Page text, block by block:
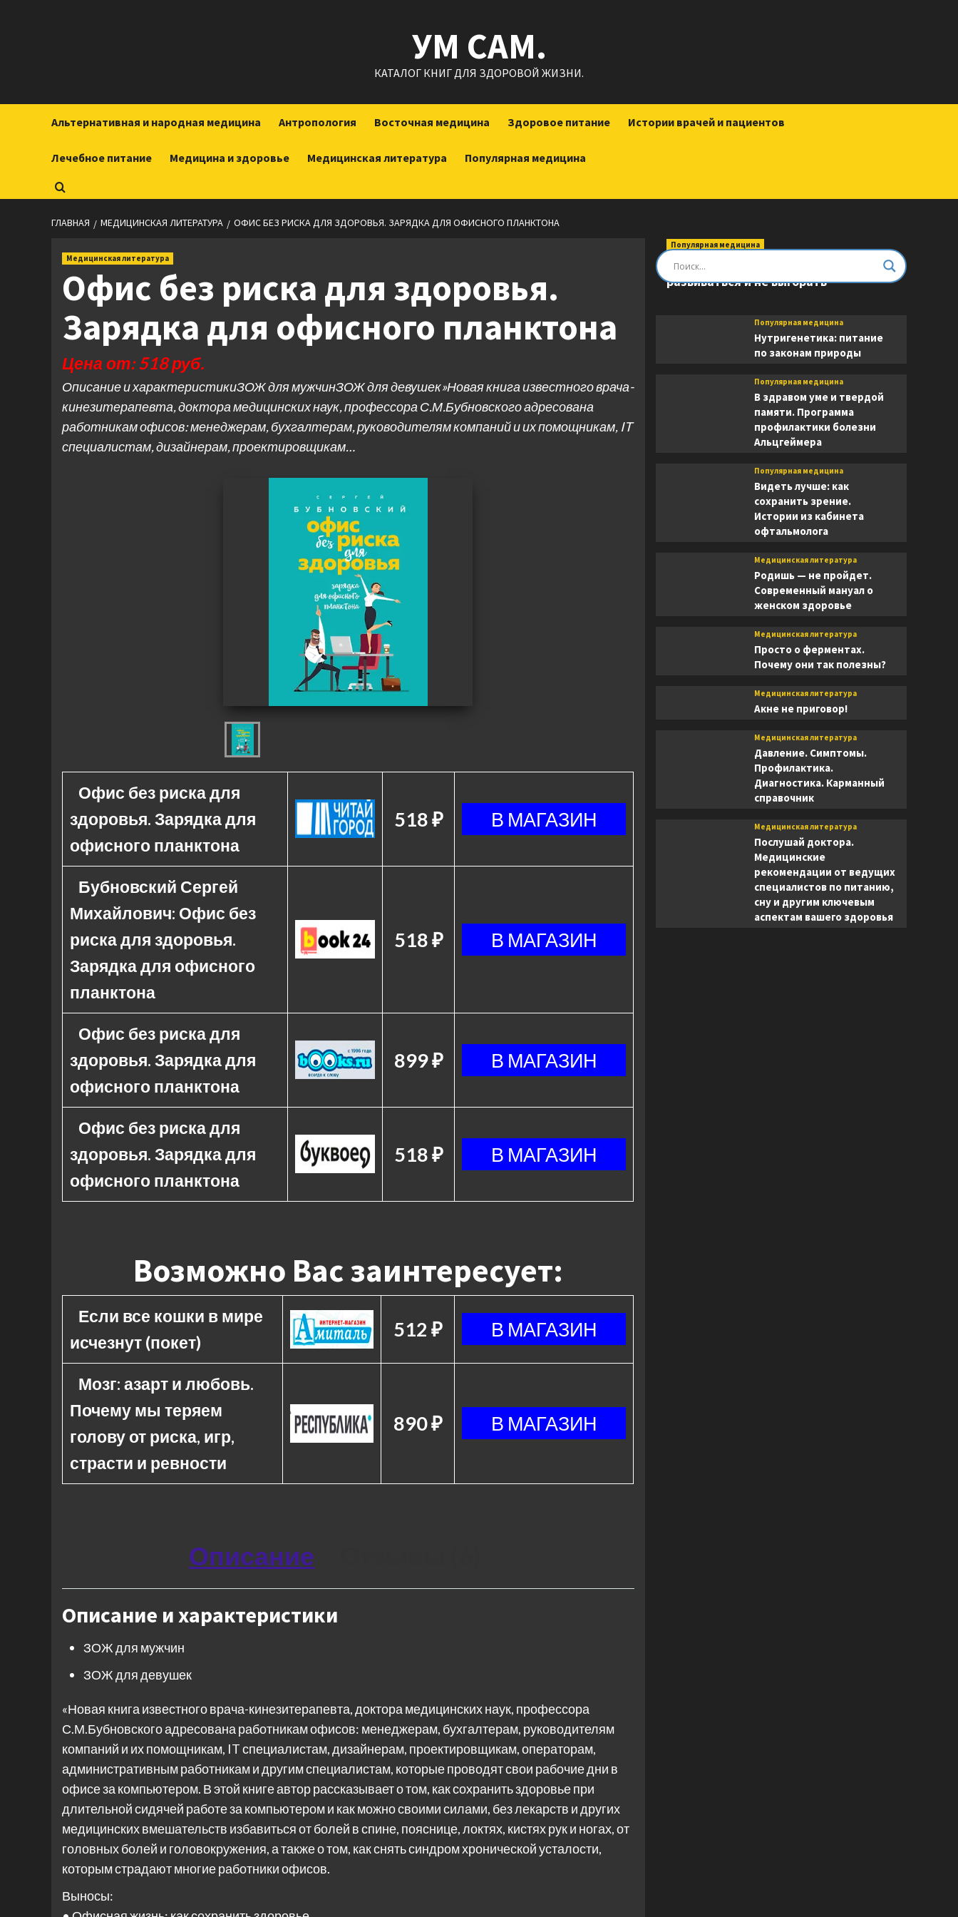
УМ САМ.
КАТАЛОГ КНИГ ДЛЯ ЗДОРОВОЙ ЖИЗНИ.
Альтернативная и народная медицина Антропология Восточная медицина Здоровое питание Истории врачей и пациентов
Лечебное питание Медицина и здоровье Медицинская литература Популярная медицина
ГЛАВНАЯ МЕДИЦИНСКАЯ ЛИТЕРАТУРА ОФИС БЕЗ РИСКА ДЛЯ ЗДОРОВЬЯ. ЗАРЯДКА ДЛЯ ОФИСНОГО ПЛАНКТОНА
Медицинская литература
Офис без риска для здоровья.
Зарядка для офисного планктона
Цена от: 518 руб.
Описание и характеристикиЗОЖ для мужчинЗОЖ для девушек»Новая книга известного врача-
кинезитерапевта, доктора медицинских наук, профессора С.М.Бубновского адресована
работникам офисов: менеджерам, бухгалтерам, руководителям компаний и их помощникам, IT
специалистам, дизайнерам, проектировщикам…
Офис без риска для
здоровья. Зарядка для
офисного планктона
518 ₽
Бубновский Сергей
Михайлович: Офис без
риска для здоровья.
Зарядка для офисного
планктона
518 ₽
Офис без риска для
здоровья. Зарядка для
офисного планктона
899 ₽
Офис без риска для
здоровья. Зарядка для
офисного планктона
518 ₽
Возможно Вас заинтересует:
Если все кошки в мире
исчезнут (покет)
512 ₽
Мозг: азарт и любовь.
Почему мы теряем
голову от риска, игр,
страсти и ревности
890 ₽
Описание
Описание и характеристики
ЗОЖ для мужчин
ЗОЖ для девушек
«Новая книга известного врача-кинезитерапевта, доктора медицинских наук, профессора
С.М.Бубновского адресована работникам офисов: менеджерам, бухгалтерам, руководителям
компаний и их помощникам, IT специалистам, дизайнерам, проектировщикам, операторам,
административным работникам и другим специалистам, которые проводят свои рабочие дни в
офисе за компьютером. В этой книге автор рассказывает о том, как сохранить здоровье при
длительной сидячей работе за компьютером и как можно своими силами, без лекарств и других
медицинских вмешательств избавиться от болей в спине, пояснице, локтях, кистях рук и ногах, от
головных болей и головокружения, а также о том, как снять синдром хронической усталости,
которым страдают многие работники офисов.
Выносы:
Популярная медицина
Быть врачом. Как помогать,
развиваться и не выгорать
Популярная медицина
Нутригенетика: питание
по законам природы
Популярная медицина
В здравом уме и твердой
памяти. Программа
профилактики болезни
Альцгеймера
Популярная медицина
Видеть лучше: как
сохранить зрение.
Истории из кабинета
офтальмолога
Медицинская литература
Родишь — не пройдет.
Современный мануал о
женском здоровье
Медицинская литература
Просто о ферментах.
Почему они так полезны?
Медицинская литература
Акне не приговор!
Медицинская литература
Давление. Симптомы.
Профилактика.
Диагностика. Карманный
справочник
Медицинская литература
Послушай доктора.
Медицинские
рекомендации от ведущих
специалистов по питанию,
сну и другим ключевым
аспектам вашего здоровья